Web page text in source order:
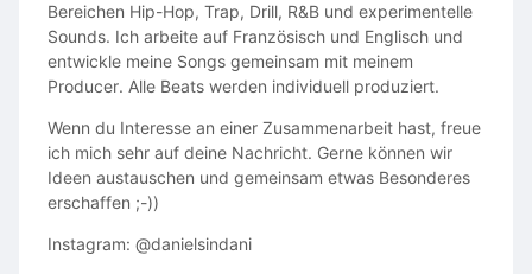
Bereichen Hip-Hop, Trap, Drill, R&B und experimentelle
Sounds. Ich arbeite auf Französisch und Englisch und
entwickle meine Songs gemeinsam mit meinem
Producer. Alle Beats werden individuell produziert.
Wenn du Interesse an einer Zusammenarbeit hast, freue
ich mich sehr auf deine Nachricht. Gerne können wir
Ideen austauschen und gemeinsam etwas Besonderes
erschaffen ;-))
Instagram: @danielsindani